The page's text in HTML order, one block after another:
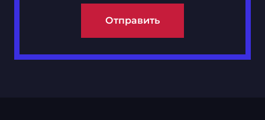
Отправить